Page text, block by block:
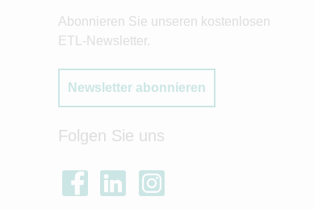
Abonnieren Sie unseren kostenlosen
ETL-Newsletter.
Newsletter abonnieren
Folgen Sie uns